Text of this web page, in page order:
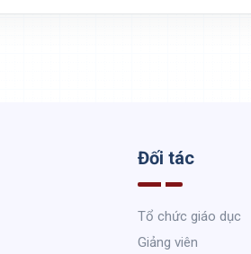
Đối tác
Tổ chức giáo dục
Giảng viên